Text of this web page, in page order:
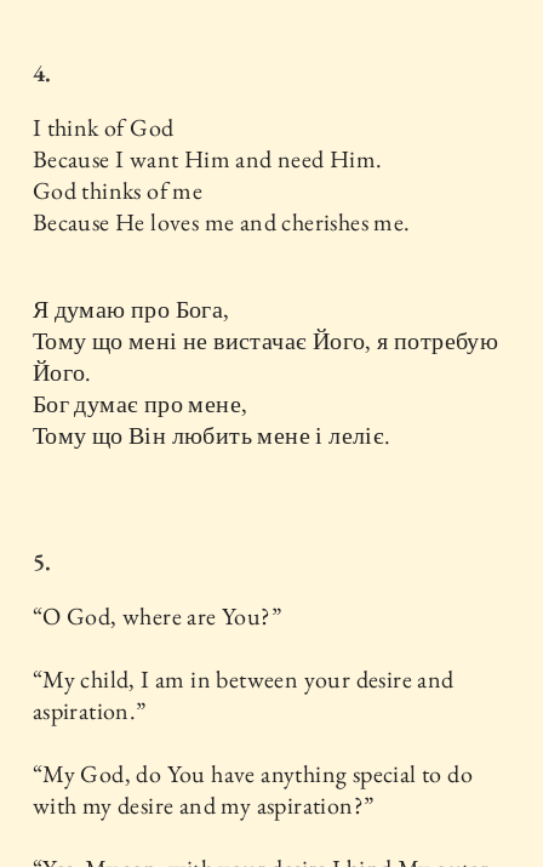
4.
I think of God
Because I want Him and need Him.
God thinks of me
Because He loves me and cherishes me.
Я думаю про Бога,
Тому що мені не вистачає Його, я потребую
Його.
Бог думає про мене,
Тому що Він любить мене і леліє.
5.
“O God, where are You?”
“My child, I am in between your desire and
aspiration.”
“My God, do You have anything special to do
with my desire and my aspiration?”